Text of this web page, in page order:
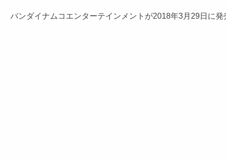
バンダイナムコエンターテインメントが2018年3月29日に発